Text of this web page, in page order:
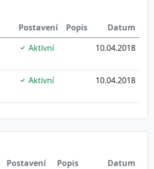
Postavení Popis
Datum
Aktivní 10.04.2018
Aktivní 10.04.2018
Postavení Popis
Datum